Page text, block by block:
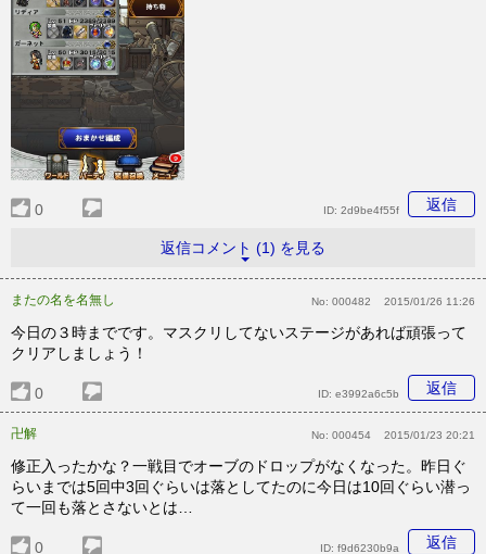
0 返信
ID: 2d9be4f55f
返信コメント (1) を見る
またの名を名無し No: 000482 2015/01/26 11:26
今日の３時までです。マスクリしてないステージがあれば頑張って
クリアしましょう！
0 返信
ID: e3992a6c5b
卍解 No: 000454 2015/01/23 20:21
修正入ったかな？一戦目でオーブのドロップがなくなった。昨日ぐ
らいまでは5回中3回ぐらいは落としてたのに今日は10回ぐらい潜っ
て一回も落とさないとは…
0 返信
ID: f9d6230b9a